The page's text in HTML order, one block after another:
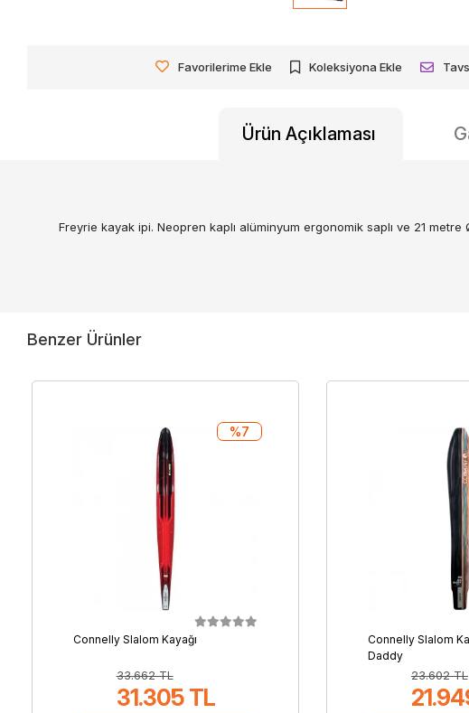
Favorilerime Ekle Koleksiyona Ekle
Ürün Açıklaması
Freyrie kayak ipi. Neopren kaplı alüminyum ergonomik saplı ve 21
Benzer Ürünler
Connelly Slalom Kayağı
33.662 TL
31.305 TL
%7
Connelly Slalom
Daddy
23.602 TL